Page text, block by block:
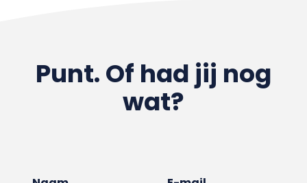
Punt. Of had jij nog
wat?